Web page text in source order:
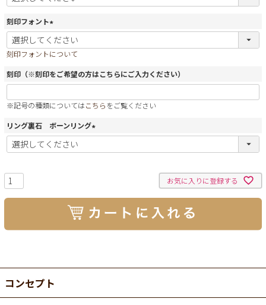
必
)
刻印フォント
(
必
須
刻印フォントについて
刻印（※刻印をご希望の方はこちらにご入力ください）
※記号の種類についてはこちらをご覧ください
リング裏石 ボーンリング
(
お気に入りに登録する
コンセプト